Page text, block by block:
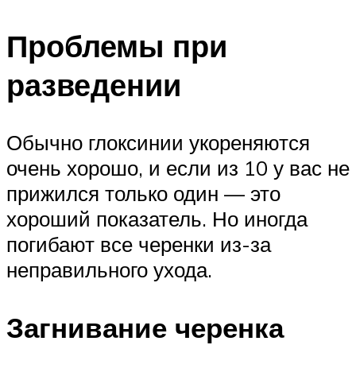
Проблемы при
разведении
Обычно глоксинии укореняются
очень хорошо, и если из 10 у вас не
прижился только один — это
хороший показатель. Но иногда
погибают все черенки из-за
неправильного ухода.
Загнивание черенка